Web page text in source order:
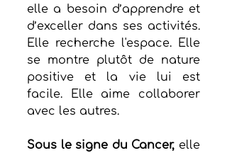
elle a besoin d’apprendre et
d’exceller dans ses activités.
Elle recherche l'espace. Elle
se montre plutôt de nature
positive et la vie lui est
facile. Elle aime collaborer
avec les autres.
Sous le signe du Cancer, elle